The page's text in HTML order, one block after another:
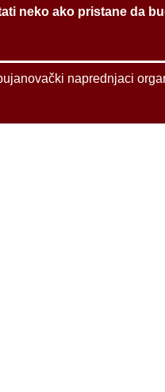
neko ako pristane da
bujanovački naprednjaci